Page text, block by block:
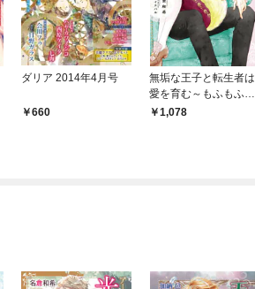
ダリア 2014年4月号
660
無垢な王子と転生者は
愛を育む～もふもふタ
イムに癒されたい～
1,078